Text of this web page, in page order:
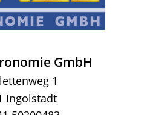
GmbH
1
Ingolstadt